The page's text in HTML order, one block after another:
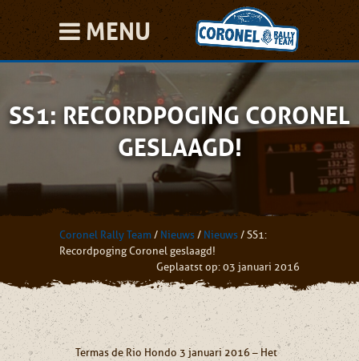
MENU
SS1: RECORDPOGING CORONEL
GESLAAGD!
Coronel Rally Team / Nieuws / Nieuws /SS1:
Recordpoging Coronel geslaagd!
Geplaatst op: 03 januari 2016
Termas de Rio Hondo 3 januari 2016 – Het